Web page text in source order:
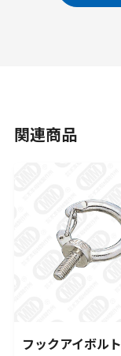
関連商品
フックアイボルト